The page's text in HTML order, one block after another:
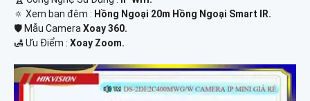
🔅 Xem ban đêm : Hồng Ngoại 20m Hồng Ngoại Smart IR.
🛡 Mẫu CameraXoay 360.
️🛃 Ưu Điểm : Xoay Zoom.